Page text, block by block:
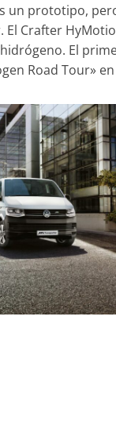
un prototipo,
El Crafter
El
Road Tour»